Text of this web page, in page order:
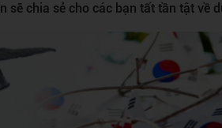
sẽ chia sẻ cho các bạn tất tần tật về